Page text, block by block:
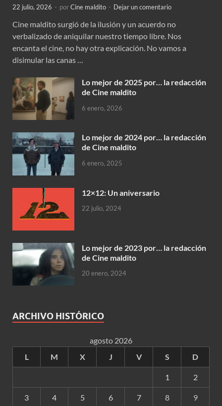
22 julio, 2026 - porCine maldito - Dejar un comentario
Cine maldito surgió de la ilusión y un acuerdo no
verbalizado de aniquilar nuestro tiempo libre. Nos
encanta el cine, no hay otra explicación. No vamos a
disimular las canas …
Lo mejor de 2025 por… la redacción
de Cine maldito
6 enero, 2026
Lo mejor de 2024 por… la redacción
de Cine maldito
6 enero, 2025
12×12: Un aniversario
22 julio, 2024
Lo mejor de 2023 por… la redacción
de Cine maldito
20 enero, 2024
ARCHIVO HISTÓRICO
agosto 2026
L
M X J V S D
1 2
3 4 5 6 7 8 9